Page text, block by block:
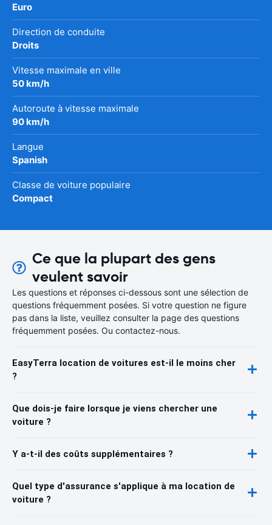
Euro
Direction de conduite
Droits
Vitesse maximale en ville
50 km/h
Autoroute à vitesse maximale
90 km/h
Langue
Spanish
Classe de voiture populaire
Compact
Ce que la plupart des gens
veulent savoir
Les questions et réponses ci-dessous sont une sélection de
questions fréquemment posées. Si votre question ne figure
pas dans la liste, veuillez consulter la page des questions
fréquemment posées. Ou contactez-nous.
EasyTerra location de voitures est-il le moins cher
?
Que dois-je faire lorsque je viens chercher une
voiture ?
Y a-t-il des coûts supplémentaires ?
Quel type d'assurance s'applique à ma location de
voiture ?